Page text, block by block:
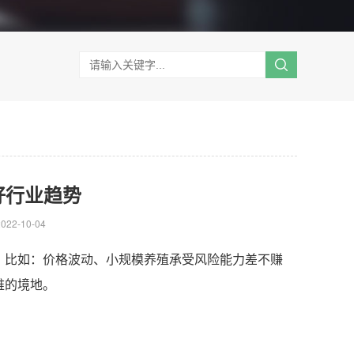
业趋势
10-04
如：价格波动、小规模养殖承受风险能力差不赚
境地。